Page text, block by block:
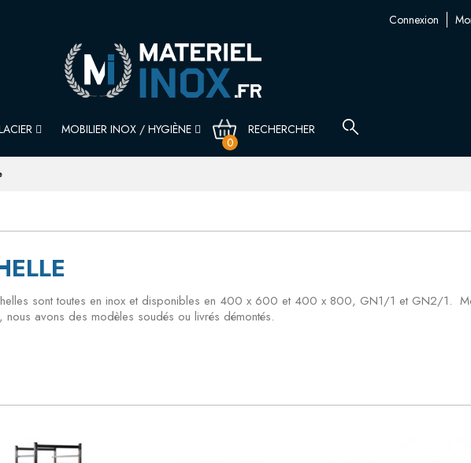
Connexion
MOBILIER INOX / HYGIÈNE
0
sont toutes en inox et disponibles en 400 x 600 et 400 x 800, GN1/1 et GN2/1.
nous avons des modèles soudés ou livrés démontés.